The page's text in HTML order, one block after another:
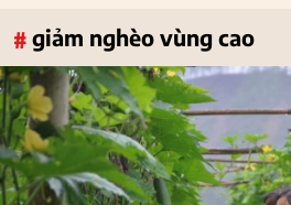
# giảm nghèo vùng cao